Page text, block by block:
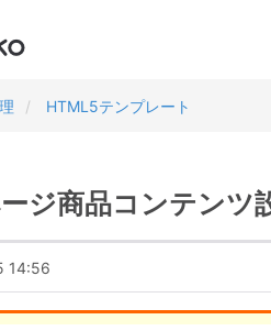
HTML5テンプレート
ージ商品コンテン
14:56